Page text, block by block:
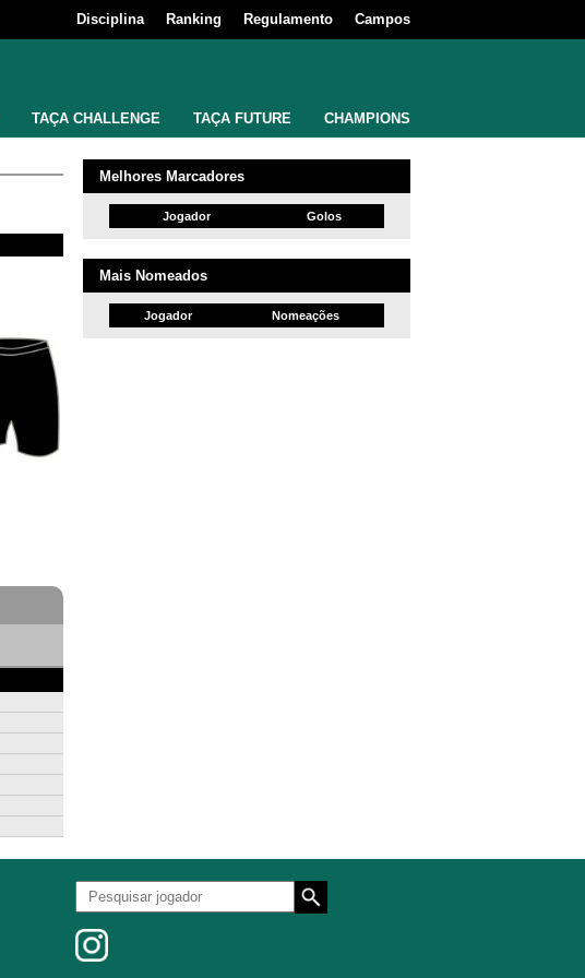
Disciplina Ranking Regulamento Campos
TAÇA CHALLENGE TAÇA FUTURE CHAMPIONS
Melhores Marcadores
Jogador Golos
Mais Nomeados
Jogador Nomeações